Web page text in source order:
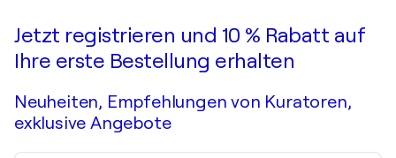
Auftragsarbeit anfragen
Jetzt registrieren und 10 % Rabatt auf
Ihre erste Bestellung erhalten
Neuheiten, Empfehlungen von Kuratoren,
exklusive Angebote